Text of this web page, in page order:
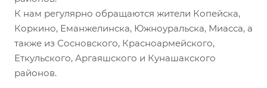
К нам регулярно обращаются жители Копейска,
Коркино, Еманжелинска, Южноуральска, Миасса, а
также из Сосновского, Красноармейского,
Еткульского, Аргаяшского и Кунашакского
районов.